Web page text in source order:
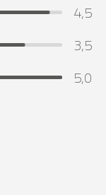
4,5
3,5
5,0